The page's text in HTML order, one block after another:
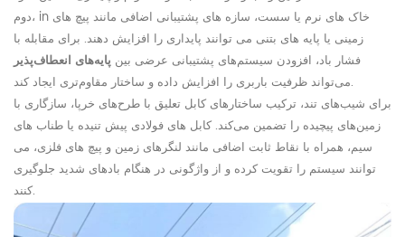
دوم، i n خاک های نرم یا سست، سازه های پشتیبانی اضافی مانند پیچ های
زمینی یا پایه های بتنی می توانند پایداری را افزایش دهند. برای مقابله با
فشار باد، افزودن سیستم‌های پشتیبانی عرضی بین پایه‌های انعطاف‌پذیر
می‌تواند ظرفیت باربری را افزایش داده و ساختار مقاوم‌تری ایجاد کند.
برای شیب‌های تند، ترکیب ساختارهای کابل تعلیق با طرح‌های خرپا، سازگاری با
زمین‌های پیچیده را تضمین می‌کند. کابل های فولادی پیش تنیده یا طناب های
سیم، همراه با نقاط ثابت اضافی مانند لنگرهای زمین و پیچ های فلزی، می
توانند سیستم را تقویت کرده و از واژگونی در هنگام بادهای شدید جلوگیری
کنند.